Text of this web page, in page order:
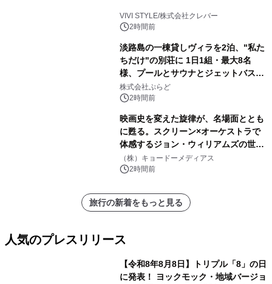
VIVI STYLE/株式会社クレバー
2時間前
淡路島の一棟貸しヴィラを2泊、"私た
ちだけ"の別荘に 1日1組・最大8名
様、プールとサウナとジェットバス付
きで Villa Mon Temps AWAJIの連泊
素泊りプラン
株式会社ぷらど
2時間前
映画史を変えた旋律が、名場面ととも
に甦る。スクリーン×オーケストラで
体感するジョン・ウィリアムズの世
界。ジョン・ウィリアムズ：シネマ・
スペクタキュラー・コンサート 開催決
（株）キョードーメディアス
2時間前
旅行の新着をもっと見る
人気のプレスリリース
【令和8年8月8日】トリプル「8」の日
に発表！ ヨックモック・地域バージョ